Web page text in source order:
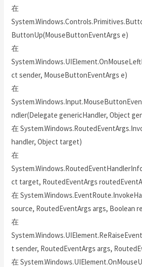
在
ButtonUp(MouseButtonEventArgs e)
在
ct sender, MouseButtonEventArgs e)
在
ndler(Delegate genericHandler, Object
在
handler, Object target)
在
ct target, RoutedEventArgs
在
source, RoutedEventArgs args, Boolean
在
t sender, RoutedEventArgs args,
在